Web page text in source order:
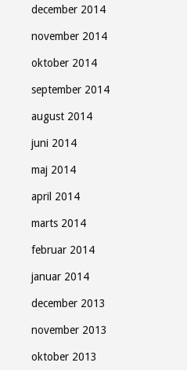
december 2014
november 2014
oktober 2014
september 2014
august 2014
juni 2014
maj 2014
april 2014
marts 2014
februar 2014
januar 2014
december 2013
november 2013
oktober 2013